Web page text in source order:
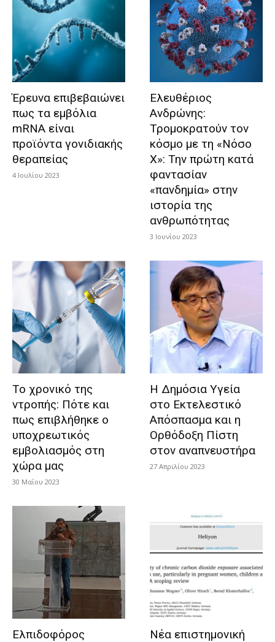
Έρευνα επιβεβαιώνει
πως τα εμβόλια
mRNA είναι
προϊόντα γονιδιακής
θεραπείας
4 Ιουλίου 2023
Ελευθέριος
Ανδρώνης:
Τρομοκρατούν τον
κόσμο με τη «Νόσο
Χ»: Την πρώτη κατά
φαντασίαν
«πανδημία» στην
ιστορία της
ανθρωπότητας
3 Ιουνίου 2023
Το χρονικό της
ντροπής: Πότε και
πως επιβλήθηκε ο
υποχρεωτικός
εμβολιασμός στη
χώρα μας
30 Μαΐου 2023
Η Δημόσια Υγεία
στο Εκτελεστικό
Απόσπασμα και η
Ορθόδοξη Πίστη
στον αναπνευστήρα
27 Απριλίου 2023
Ελπιδοφόρος
Νέα επιστημονική